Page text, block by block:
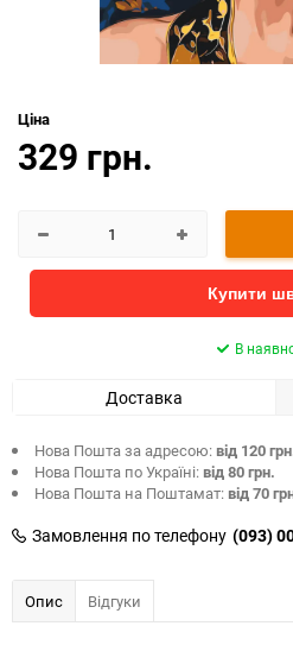
Ціна
329 грн.
Купити
В
Доставка
Нова Пошта за адресою:від 120
Нова Пошта по Україні:від 80 грн.
Нова Пошта на Поштамат:від 70
Замовлення по телефону (093)
Опис Відгуки